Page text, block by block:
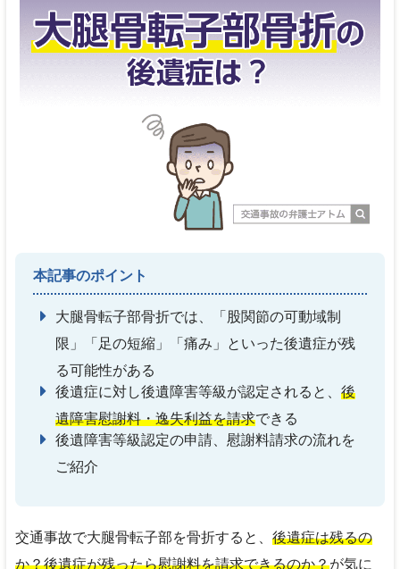
本記事のポイント
大腿骨転子部骨折では、「股関節の可動域制
限」「足の短縮」「痛み」といった後遺症が残
る可能性がある
後遺症に対し後遺障害等級が認定されると、 後
遺障害慰謝料・逸失利益を請求できる
後遺障害等級認定の申請、慰謝料請求の流れを
ご紹介
交通事故で大腿骨転子部を骨折すると、 後遺症は残るの
か？後遺症が残ったら慰謝料を請求できるのか？が気に